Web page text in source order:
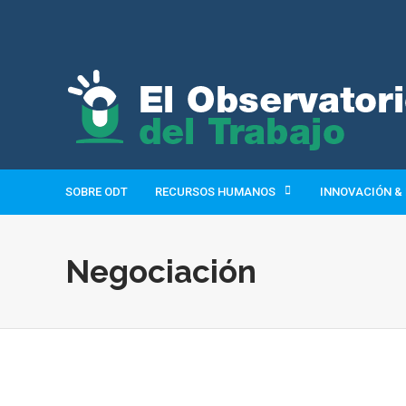
SOBRE ODT RECURSOS HUMANOS INNOVACIÓN &
Negociación